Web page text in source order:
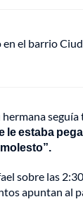
el barrio
estaba
sobre las
apuntan al